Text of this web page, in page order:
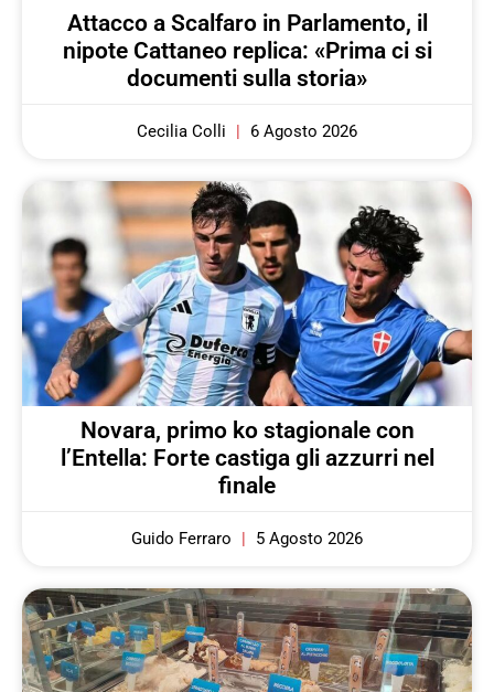
Attacco a Scalfaro in Parlamento, il
nipote Cattaneo replica: «Prima ci si
documenti sulla storia»
Cecilia Colli 6 Agosto 2026
Novara, primo ko stagionale con
l’Entella: Forte castiga gli azzurri nel
finale
Guido Ferraro 5 Agosto 2026